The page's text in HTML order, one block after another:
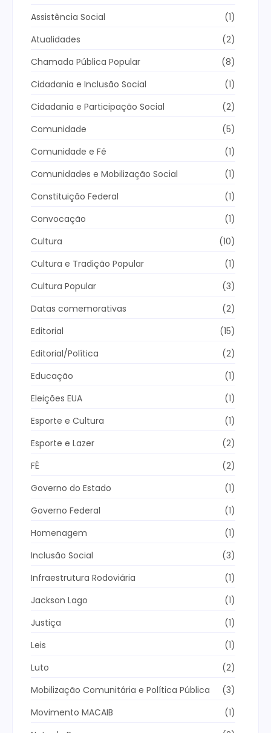
Assistência Social
(1)
Atualidades
(2)
Chamada Pública Popular
(8)
Cidadania e Inclusão Social
(1)
Cidadania e Participação Social
(2)
Comunidade
(5)
Comunidade e Fé
(1)
Comunidades e Mobilização Social
(1)
Constituição Federal
(1)
Convocação
(1)
Cultura
(10)
Cultura e Tradição Popular
(1)
Cultura Popular
(3)
Datas comemorativas
(2)
Editorial
(15)
Editorial/Política
(2)
Educação
(1)
Eleições EUA
(1)
Esporte e Cultura
(1)
Esporte e Lazer
(2)
FÉ
(2)
Governo do Estado
(1)
Governo Federal
(1)
Homenagem
(1)
Inclusão Social
(3)
Infraestrutura Rodoviária
(1)
Jackson Lago
(1)
Justiça
(1)
Leis
(1)
Luto
(2)
Mobilização Comunitária e Política Pública
(3)
Movimento MACAIB
(1)